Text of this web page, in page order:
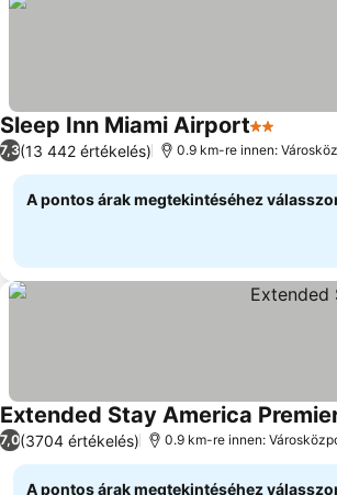
Sleep Inn Miami Airport2 Kategória
7,3(13 442 értékelés) 0.9 km-re innen:
A pontos árak megtekintéséhez
Extended Stay America
7,0(3704 értékelés) 0.9 km-re innen:
A pontos árak megtekintéséhez